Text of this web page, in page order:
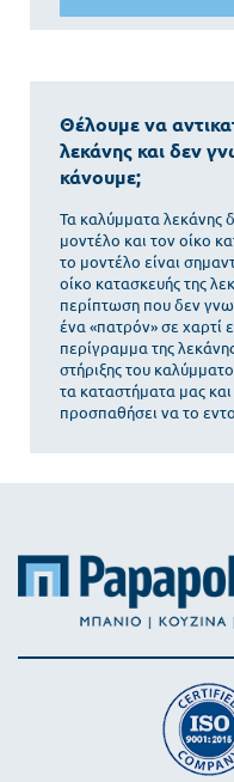
Θέλουμε να
λεκάνης και δεν
κάνουμε;
Τα καλύμματα λεκάνης
μοντέλο και τον οίκο
το μοντέλο είναι
οίκο κατασκευής της
περίπτωση που δεν
ένα «πατρόν» σε χαρτί
περίγραμμα της
στήριξης του
τα καταστήματα μας
προσπαθήσει να το